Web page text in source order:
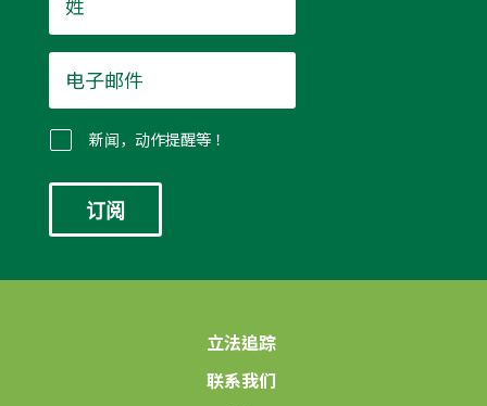
*
子
邮
件
新闻，动作提醒等！
立法追踪
联系我们